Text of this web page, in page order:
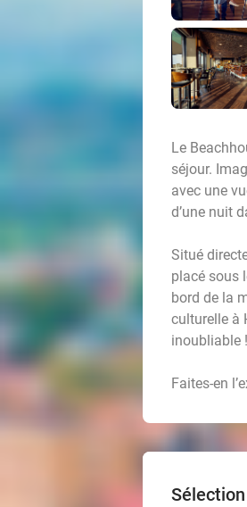
Le
séjour.
avec une
d’une nuit
Situé
placé sous
bord de la
culturelle à
inoubliable !
Faites-en